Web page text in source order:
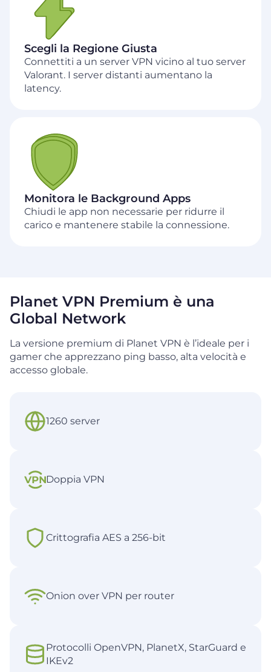
Scegli la Regione Giusta
Connettiti a un server VPN vicino al tuo server
Valorant. I server distanti aumentano la
latency.
Monitora le Background Apps
Chiudi le app non necessarie per ridurre il
carico e mantenere stabile la connessione.
Planet VPN Premium è una
Global Network
La versione premium di Planet VPN è l’ideale per i
gamer che apprezzano ping basso, alta velocità e
accesso globale.
1260 server
Doppia VPN
Crittografia AES a 256-bit
Onion over VPN per router
Protocolli OpenVPN, PlanetX, StarGuard e
IKEv2